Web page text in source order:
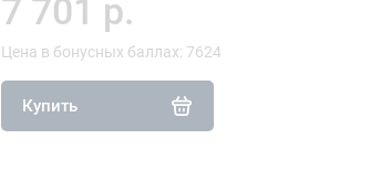
7 701 р.
Цена в бонусных баллах: 7624
Купить